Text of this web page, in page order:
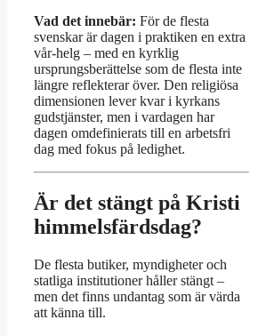
Vad det innebär: För de flesta
svenskar är dagen i praktiken en extra
vår-helg – med en kyrklig
ursprungsberättelse som de flesta inte
längre reflekterar över. Den religiösa
dimensionen lever kvar i kyrkans
gudstjänster, men i vardagen har
dagen omdefinierats till en arbetsfri
dag med fokus på ledighet.
Är det stängt på Kristi
himmelsfärdsdag?
De flesta butiker, myndigheter och
statliga institutioner håller stängt –
men det finns undantag som är värda
att känna till.